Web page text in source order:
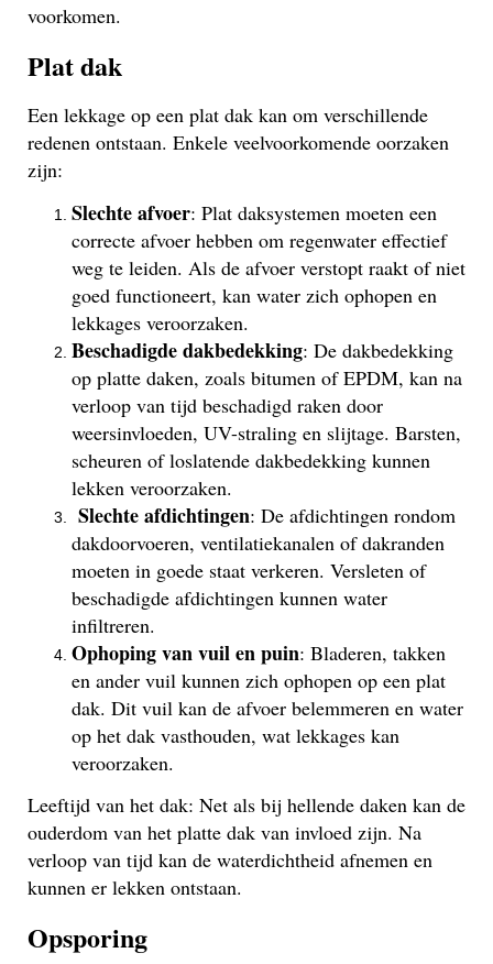
voorkomen.
Plat dak
Een lekkage op een plat dak kan om verschillende
redenen ontstaan. Enkele veelvoorkomende oorzaken
zijn:
Slechte afvoer: Plat daksystemen moeten een
correcte afvoer hebben om regenwater effectief
weg te leiden. Als de afvoer verstopt raakt of niet
goed functioneert, kan water zich ophopen en
lekkages veroorzaken.
Beschadigde dakbedekking: De dakbedekking
op platte daken, zoals bitumen of EPDM, kan na
verloop van tijd beschadigd raken door
weersinvloeden, UV-straling en slijtage. Barsten,
scheuren of loslatende dakbedekking kunnen
lekken veroorzaken.
Slechte afdichtingen: De afdichtingen rondom
dakdoorvoeren, ventilatiekanalen of dakranden
moeten in goede staat verkeren. Versleten of
beschadigde afdichtingen kunnen water
infiltreren.
Ophoping van vuil en puin: Bladeren, takken
en ander vuil kunnen zich ophopen op een plat
dak. Dit vuil kan de afvoer belemmeren en water
op het dak vasthouden, wat lekkages kan
veroorzaken.
Leeftijd van het dak: Net als bij hellende daken kan de
ouderdom van het platte dak van invloed zijn. Na
verloop van tijd kan de waterdichtheid afnemen en
kunnen er lekken ontstaan.
Opsporing